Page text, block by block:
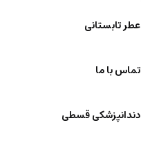
عطر تابستانی
تماس با ما
دندانپزشکی قسطی